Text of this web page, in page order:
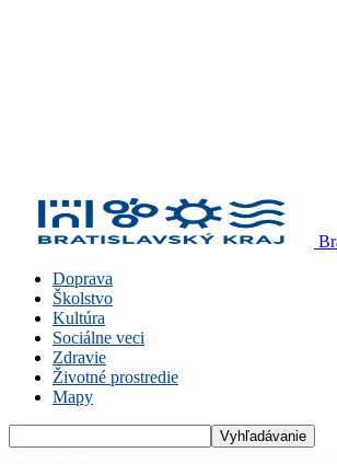
Doprava
Školstvo
Kultúra
Sociálne veci
Zdravie
Životné prostredie
Mapy